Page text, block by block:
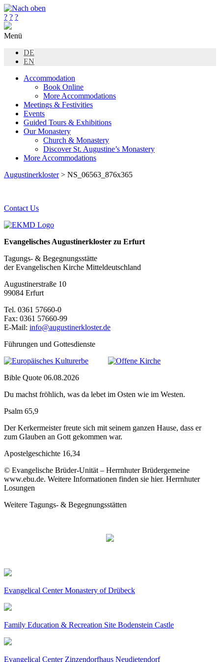
? ? ?
Menü
DE
EN
Accommodation
Book Online
More Accommodations
Meetings & Festivities
Events
Guided Tours & Exhibitions
Our Monastery
Church & Monastery
Discover St. Augustine’s Monastery
More Accommodations
Augustinerkloster> NS_06563_876x365
Contact Us
Evangelisches Augustinerkloster zu Erfurt
Tagungs- & Begegnungsstätte
der Evangelischen Kirche Mitteldeutschland
Augustinerstraße 10
99084 Erfurt
Tel. 0361 57660-0
Fax: 0361 57660-99
E-Mail: info@augustinerkloster.de
Führungen und Gottesdienste
Bible Quote 06.08.2026
Du machst fröhlich, was da lebet im Osten wie im Westen.
Psalm 65,9
Der Kerkermeister freute sich mit seinem ganzen Hause, dass er
zum Glauben an Gott gekommen war.
Apostelgeschichte 16,34
© Evangelische Brüder-Unität – Herrnhuter Brüdergemeine
www.ebu.de. Weitere Informationen finden sie hier. Herrnhuter
Losungen
Weitere Tagungs- & Begegnungsstätten
Evangelical Center Monastery of Drübeck
Family Education & Recreation Site Bodenstein Castle
Evangelical Center Zinzendorfhaus Neudietendorf